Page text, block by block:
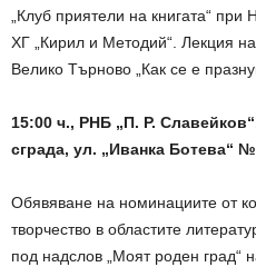
„Клуб приятели на книгата“ при
ХГ „Кирил и Методий“. Лекция
Велико Търново „Как се е
15:00 ч., РНБ „П. Р.
сграда, ул. „Иванка Ботева“
Обявяване на номинациите от
творчество в областите
под надслов „Моят роден град“